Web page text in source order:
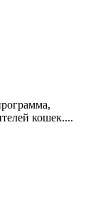
кошек....